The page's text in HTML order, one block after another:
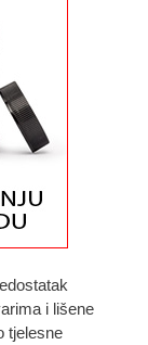
i lišene
tjelesne